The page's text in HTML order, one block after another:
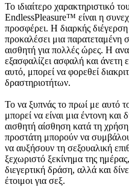
Το ιδιαίτερο χαρακτηριστικό
EndlessPleasure™ είναι η
προσφέρει. Η διαρκής
προκαλέσει μια παρατεταμένη
αισθητή για πολλές ώρες. Η
εξασφαλίζει ασφαλή και
αυτό, μπορεί να φορεθεί
δραστηριοτήτων.
Το να ξυπνάς το πρωί με αυτό
μπορεί να είναι μια έντονη
αισθητή αίσθηση κατά τη
προστάτη μπορούν να
να αυξήσουν τη σεξουαλική
ξεχωριστό ξεκίνημα της
διεγερτική δράση, αλλά και
έτοιμοι για σεξ.